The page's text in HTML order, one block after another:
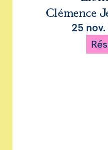
Clémence
25 nov.